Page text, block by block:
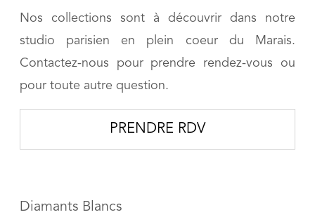
Nos collections sont à découvrir dans notre
studio parisien en plein coeur du Marais.
Contactez-nous pour prendre rendez-vous ou
pour toute autre question.
PRENDRE RDV
Diamants Blancs